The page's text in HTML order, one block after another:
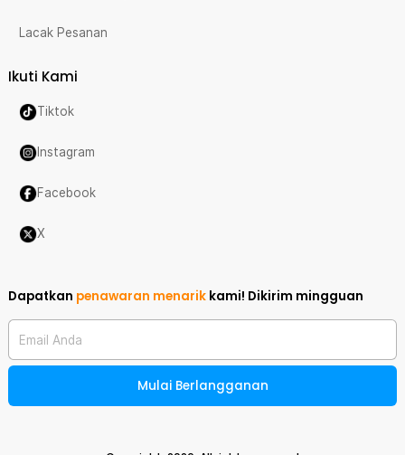
Lacak Pesanan
Ikuti Kami
Tiktok
Instagram
Facebook
X
Dapatkan penawaran menarik kami! Dikirim mingguan
Email Anda
Mulai Berlangganan